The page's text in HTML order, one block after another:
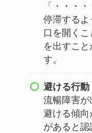
「・・・
停滞するよ
口を開く
を出すこ
す。
避ける行動
流暢障害が
避ける傾
があると